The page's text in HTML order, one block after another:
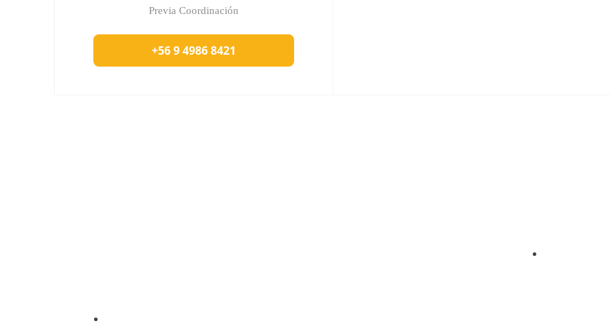
Previa Coordinación
+56 9 4986 8421